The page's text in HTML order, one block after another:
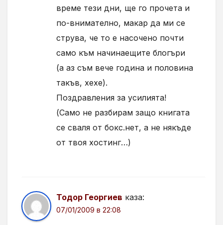
време тези дни, ще го прочета и
по-внимателно, макар да ми се
струва, че то е насочено почти
само към начинаещите блогъри
(а аз съм вече година и половина
такъв, хехе).
Поздравления за усилията!
(Само не разбирам защо книгата
се сваля от бокс.нет, а не някъде
от твоя хостинг…)
Тодор Георгиев каза:
07/01/2009 в 22:08